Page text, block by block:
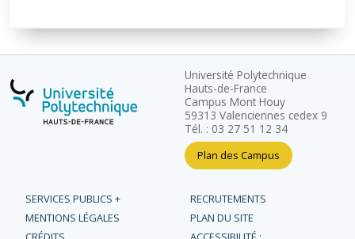
Université Polytechnique
Hauts-de-France
Campus Mont Houy
59313 Valenciennes cedex 9
Tél. : 03 27 51 12 34
Plan des Campus
SERVICES PUBLICS +
RECRUTEMENTS
MENTIONS LÉGALES
PLAN DU SITE